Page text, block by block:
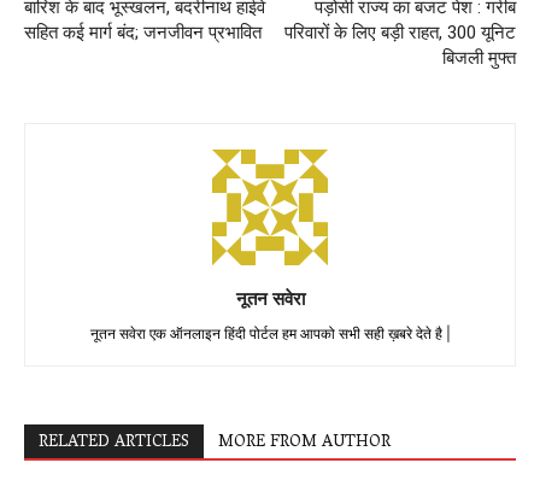
बारिश के बाद भूस्खलन, बदरीनाथ हाईवे
सहित कई मार्ग बंद; जनजीवन प्रभावित
पड़ोसी राज्य का बजट पेश : गरीब
परिवारों के लिए बड़ी राहत, 300 यूनिट
बिजली मुफ्त
नूतन सवेरा
नूतन सवेरा एक ऑनलाइन हिंदी पोर्टल हम आपको सभी सही ख़बरे देते है |
RELATED ARTICLES MORE FROM AUTHOR